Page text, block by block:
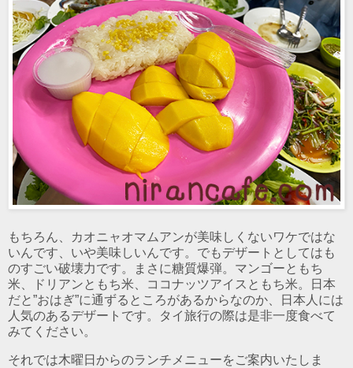
もちろん、カオニャオマムアンが美味しくないワケではな
いんです、いや美味しいんです。でもデザートとしてはも
のすごい破壊力です。まさに糖質爆弾。マンゴーともち
米、ドリアンともち米、ココナッツアイスともち米。日本
だと”おはぎ”に通ずるところがあるからなのか、日本人には
人気のあるデザートです。タイ旅行の際は是非一度食べて
みてください。
それでは木曜日からのランチメニューをご案内いたしま